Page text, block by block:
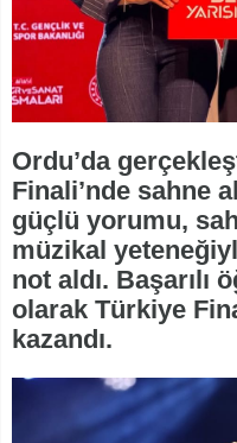
Ordu’da
Finali’nde sahne
güçlü yorumu,
müzikal
not aldı. Başarılı
olarak Türkiye
kazandı.